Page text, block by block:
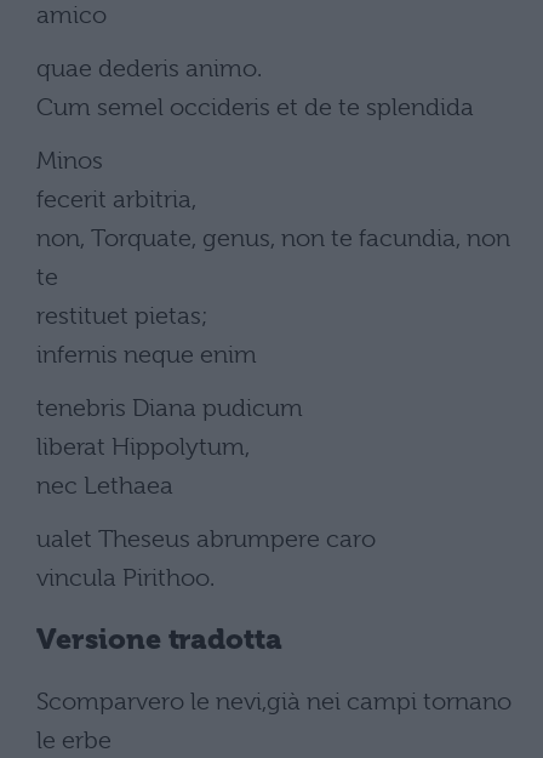
amico
quae dederis animo.
Cum semel occideris et de te splendida
Minos
fecerit arbitria,
non, Torquate, genus, non te facundia, non
te
restituet pietas;
infernis neque enim
tenebris Diana pudicum
liberat Hippolytum,
nec Lethaea
ualet Theseus abrumpere caro
vincula Pirithoo.
Versione tradotta
Scomparvero le nevi,già nei campi tornano
le erbe